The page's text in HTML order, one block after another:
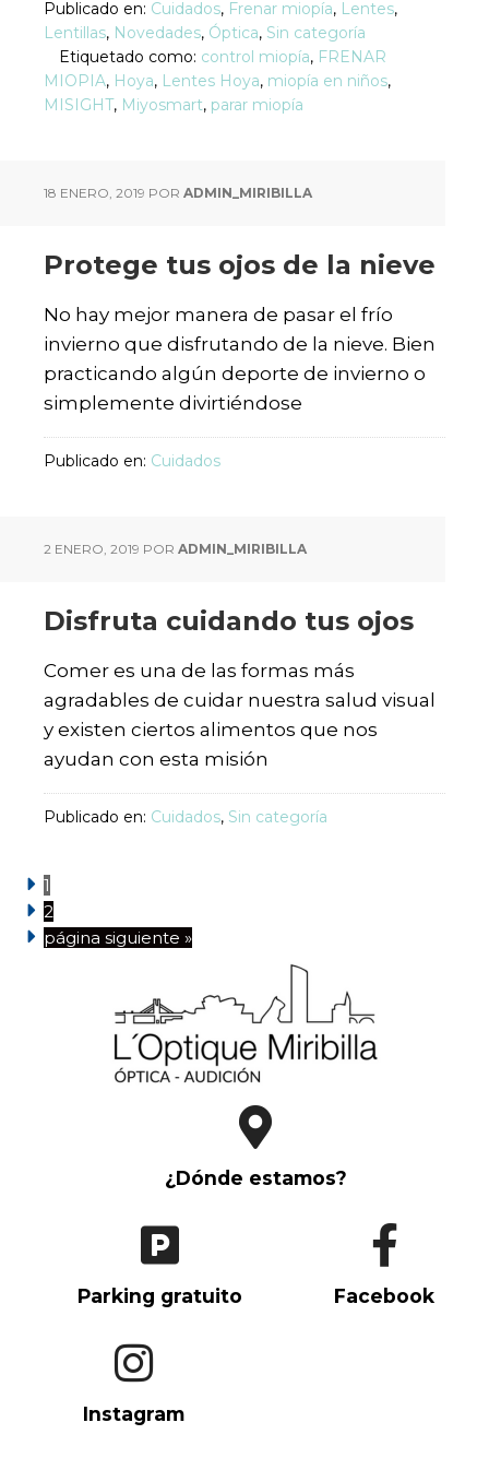
Publicado en: Cuidados, Frenar miopía, Lentes,
Lentillas, Novedades, Óptica, Sin categoría
Etiquetado como: control miopía, FRENAR
MIOPIA, Hoya, Lentes Hoya, miopía en niños,
MISIGHT, Miyosmart, parar miopía
18 ENERO, 2019 POR ADMIN_MIRIBILLA
Protege tus ojos de la nieve
No hay mejor manera de pasar el frío
invierno que disfrutando de la nieve. Bien
practicando algún deporte de invierno o
simplemente divirtiéndose
Publicado en: Cuidados
2 ENERO, 2019 POR ADMIN_MIRIBILLA
Disfruta cuidando tus ojos
Comer es una de las formas más
agradables de cuidar nuestra salud visual
y existen ciertos alimentos que nos
ayudan con esta misión
Publicado en: Cuidados, Sin categoría
1
2
página siguiente »
¿Dónde estamos?
Parking gratuito Facebook
Instagram